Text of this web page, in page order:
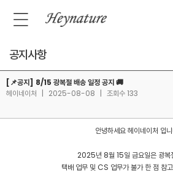
공지사항
[📌공지] 8/15 광복절 배송 일정 공지 🚚
헤이네이처 | 2025-08-08 | 조회수 133
안녕하세요 헤이네이처 입
2025년 8월 15일 금요일은 광복
택배 업무 및 CS 업무가 불가 한 점 참